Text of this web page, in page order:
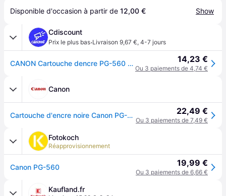
Disponible d'occasion à partir de 12,00 € Show
Cdiscount
Prix le plus bas·Livraison 9,67 €, 4-7 jours
CANON Cartouche dencre PG-560 Noir 14,23 €
Ou 3 paiements de 4,74 €
Canon
Cartouche d'encre noire Canon PG-560 22,49 €
Ou 3 paiements de 7,49 €
Fotokoch
Réapprovisionnement
Canon PG-560 19,99 €
Ou 3 paiements de 6,66 €
Kaufland.fr